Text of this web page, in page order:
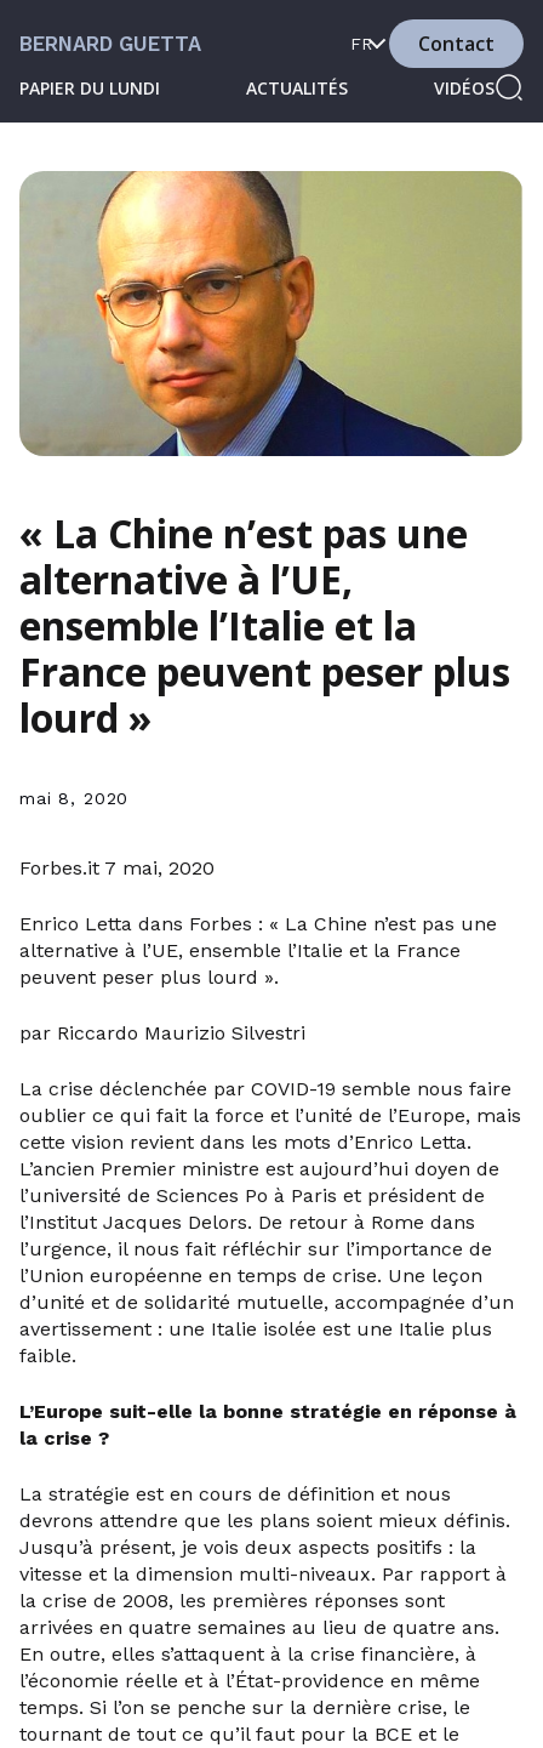
BERNARD GUETTA
PAPIER DU LUNDI ACTUALITÉS VIDÉOS
FR Contact
« La Chine n’est pas une
alternative à l’UE,
ensemble l’Italie et la
France peuvent peser plus
lourd »
mai 8, 2020
Forbes.it 7 mai, 2020
Enrico Letta dans Forbes : « La Chine n’est pas une
alternative à l’UE, ensemble l’Italie et la France
peuvent peser plus lourd ».
par Riccardo Maurizio Silvestri
La crise déclenchée par COVID-19 semble nous faire
oublier ce qui fait la force et l’unité de l’Europe, mais
cette vision revient dans les mots d’Enrico Letta.
L’ancien Premier ministre est aujourd’hui doyen de
l’université de Sciences Po à Paris et président de
l’Institut Jacques Delors. De retour à Rome dans
l’urgence, il nous fait réfléchir sur l’importance de
l’Union européenne en temps de crise. Une leçon
d’unité et de solidarité mutuelle, accompagnée d’un
avertissement : une Italie isolée est une Italie plus
faible.
L’Europe suit-elle la bonne stratégie en réponse à
la crise ?
La stratégie est en cours de définition et nous
devrons attendre que les plans soient mieux définis.
Jusqu’à présent, je vois deux aspects positifs : la
vitesse et la dimension multi-niveaux. Par rapport à
la crise de 2008, les premières réponses sont
arrivées en quatre semaines au lieu de quatre ans.
En outre, elles s’attaquent à la crise financière, à
l’économie réelle et à l’État-providence en même
temps. Si l’on se penche sur la dernière crise, le
tournant de tout ce qu’il faut pour la BCE et le